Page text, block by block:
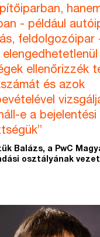
- például
feldolgozóipar
ellenőrizzék
és azok
e a bejelentési
Balázs, a PwC
osztályának